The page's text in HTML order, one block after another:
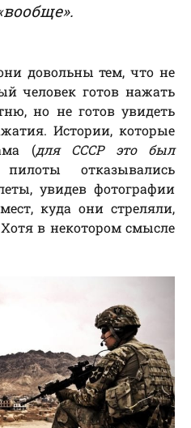
довольны тем, что не
человек готов нажать
но не готов увидеть
Истории, которые
(для СССР это был
отказывались
увидев фотографии
куда они стреляли,
в некотором смысле